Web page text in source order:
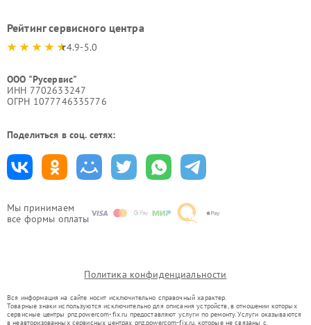
Мы принимаем
все формы оплаты
Рейтинг сервисного центра
4.9-5.0
ООО "Русервис"
ИНН 7702633247
ОГРН 1077746335776
Поделиться в соц. сетях:
Политика конфиденциальности
Вся информация на сайте носит исключительно справочный характер.
Товарные знаки используются исключительно для описания устройств, в отношении которых
сервисные центры pnz.powercom-fix.ru предоставляют услуги по ремонту. Услуги оказываются
в неавторизованных сервисных центрах pnz.powercom-fix.ru, которые не связаны с